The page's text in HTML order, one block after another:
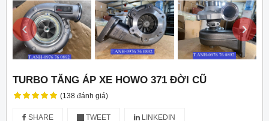
‹ ›
TURBO TĂNG ÁP XE HOWO 371 ĐỜI CŨ
(138 đánh giá)
SHARE TWEET LINKEDIN